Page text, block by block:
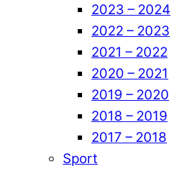
2023 – 2024
2022 – 2023
2021 – 2022
2020 – 2021
2019 – 2020
2018 – 2019
2017 – 2018
Sport